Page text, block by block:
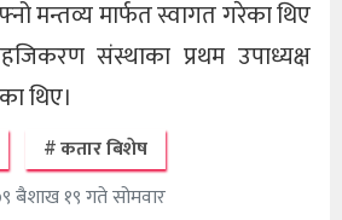
मन्तव्य मार्फत स्वागत गरेका थिए
संस्थाका प्रथम उपाध्यक्ष
थिए।
कतार बिशेष
बैशाख १९ गते सोमवार